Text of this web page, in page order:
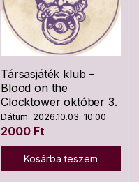
Társasjáték klub –
Blood on the
Clocktower október 3.
Dátum: 2026.10.03. 10:00
2000 Ft
Kosárba teszem